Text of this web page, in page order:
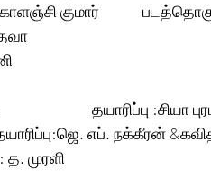
குமார்
தயாரிப்பு :சியா
எப். நக்கீரன்
த. முரளி